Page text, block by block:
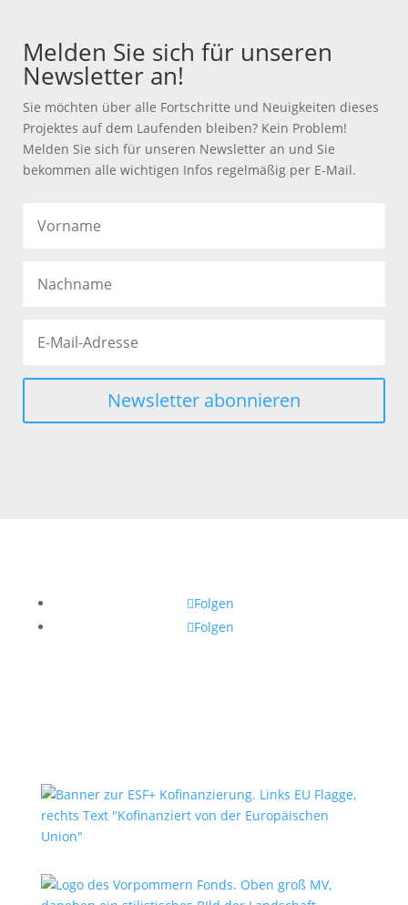
Melden Sie sich für unseren
Newsletter an!
Sie möchten über alle Fortschritte und Neuigkeiten dieses
Projektes auf dem Laufenden bleiben? Kein Problem!
Melden Sie sich für unseren Newsletter an und Sie
bekommen alle wichtigen Infos regelmäßig per E-Mail.
Newsletter abonnieren
Folgen
Folgen